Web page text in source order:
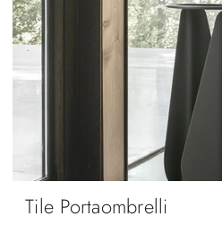
Tile Portaombrelli